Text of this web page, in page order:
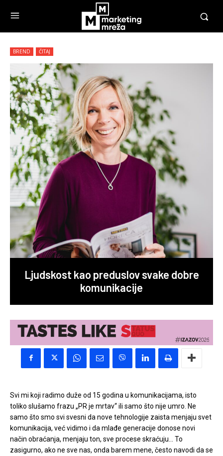
BREND ČITAJ
Ljudskost kao preduslov svake dobre
komunikacije
Svi mi koji radimo duže od 15 godina u komunikacijama, isto
toliko slušamo frazu „PR je mrtav“ ili samo što nije umro. Ne
samo što smo svi svesni da nove tehnologije zaista menjaju svet
komunikacija, već vidimo i da mlađe generacije donose novi
način obraćanja, menjaju ton, sve procese skraćuju… To
zasigurno, ako ne sve nas, onda barem mene, često navodi da se